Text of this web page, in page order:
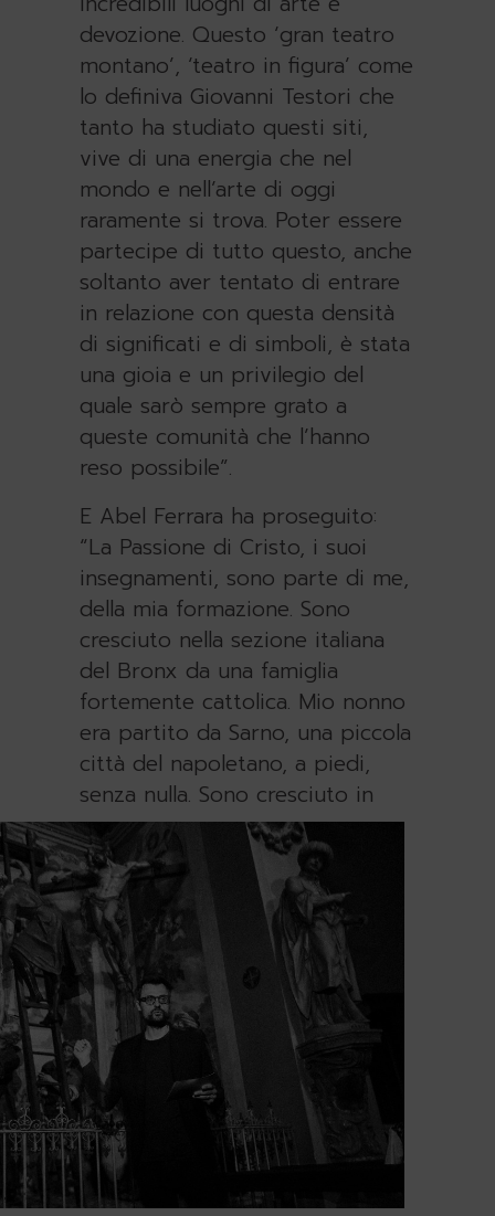
devozione. Questo ‘gran teatro
montano’, ‘teatro in figura’ come
lo definiva Giovanni Testori che
tanto ha studiato questi siti,
vive di una energia che nel
mondo e nell’arte di oggi
raramente si trova. Poter essere
partecipe di tutto questo, anche
soltanto aver tentato di entrare
in relazione con questa densità
di significati e di simboli, è stata
una gioia e un privilegio del
quale sarò sempre grato a
queste comunità che l’hanno
reso possibile”.
E Abel Ferrara ha proseguito:
“La Passione di Cristo, i suoi
insegnamenti, sono parte di me,
della mia formazione. Sono
cresciuto nella sezione italiana
del Bronx da una famiglia
fortemente cattolica. Mio nonno
era partito da Sarno, una piccola
città del napoletano, a piedi,
senza nulla. Sono cresciuto in